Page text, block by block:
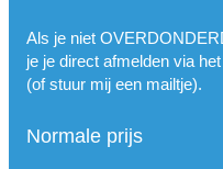
Als je niet
je je direct afmelden via
(of stuur mij een mailtje).
Normale prijs